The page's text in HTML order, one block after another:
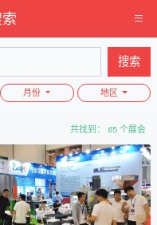
搜索
月份 地区
共找到： 65 个展会